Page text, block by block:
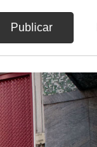
Publicar